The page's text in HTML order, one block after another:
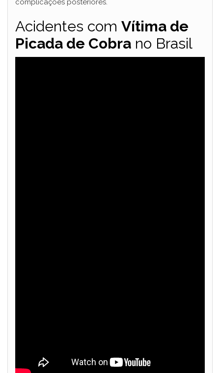
complicações posteriores.
Acidentes com Vítima de
Picada de Cobra no Brasil